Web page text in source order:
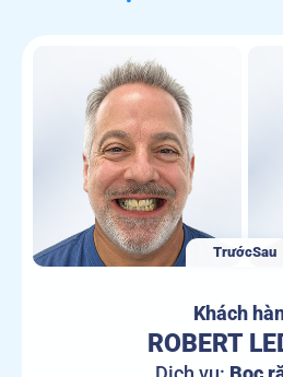
TrướcSau
Khách
ROBERT